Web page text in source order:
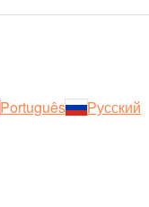
Português Русский